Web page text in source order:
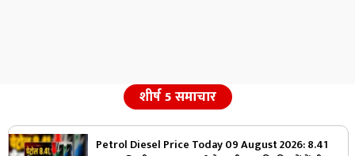
शीर्ष 5 समाचार
Petrol Diesel Price Today 09 August 2026: 8.41